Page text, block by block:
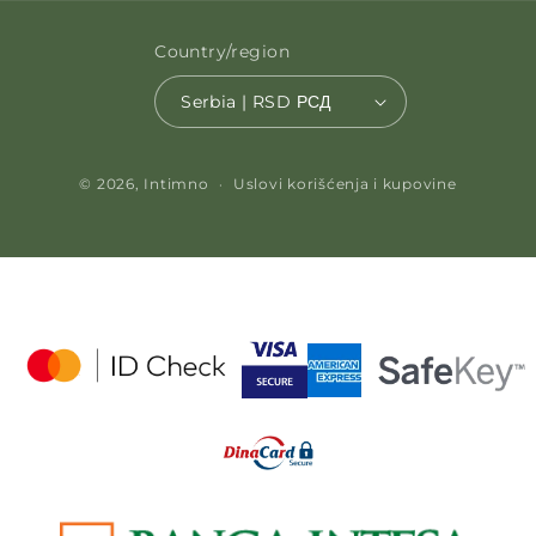
Country/region
Serbia | RSD РСД
© 2026, Intimno Uslovi korišćenja i kupovine